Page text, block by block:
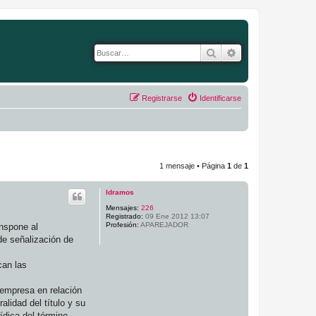
Buscar
Identificarse
Registrarse
1 mensaje • Página 1 de 1
ldramos
Mensajes: 226
Registrado: 09 Ene 2012 13:07
Profesión: APAREJADOR
al
señalización de
las
en relación
del título y su